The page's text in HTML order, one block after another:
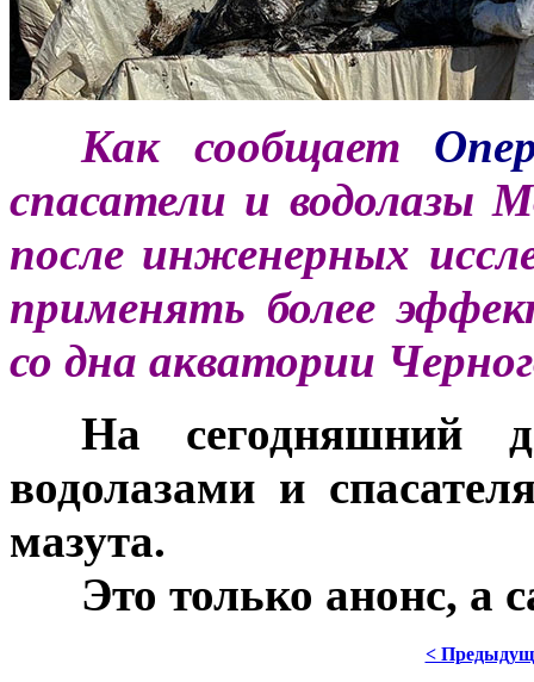
Как сообщает
спасатели и водолазы
после инженерных
применять более
со дна акватории
На сегодняшний
водолазами и
мазута.
Это только анонс, а
<